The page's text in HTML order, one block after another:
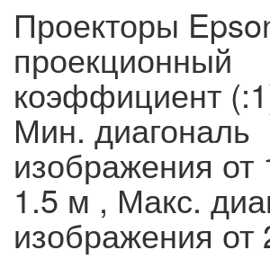
Проекторы
проекционный
коэффициент
Мин. диагональ
изображения от
1.5 м , Макс.
изображения от